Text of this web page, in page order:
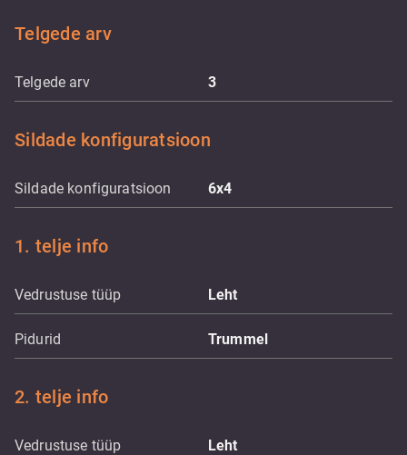
Telgede arv
Telgede arv 3
Sildade konfiguratsioon
Sildade konfiguratsioon 6x4
1. telje info
Vedrustuse tüüp Leht
Pidurid Trummel
2. telje info
Vedrustuse tüüp Leht